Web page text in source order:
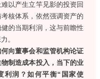
以产生立竿见影的投资回
核体系，依然强调资产的
的当期利润，这与前瞻性
。
向董事会和监管机构论证
制造成本投入，当下的业
利润？如何平衡“国家使